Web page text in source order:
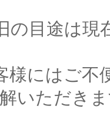
の目途は現
様にはご不
いただき